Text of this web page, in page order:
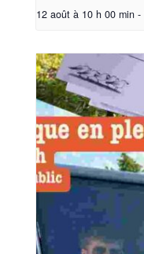
12 août à 10 h 00 min -